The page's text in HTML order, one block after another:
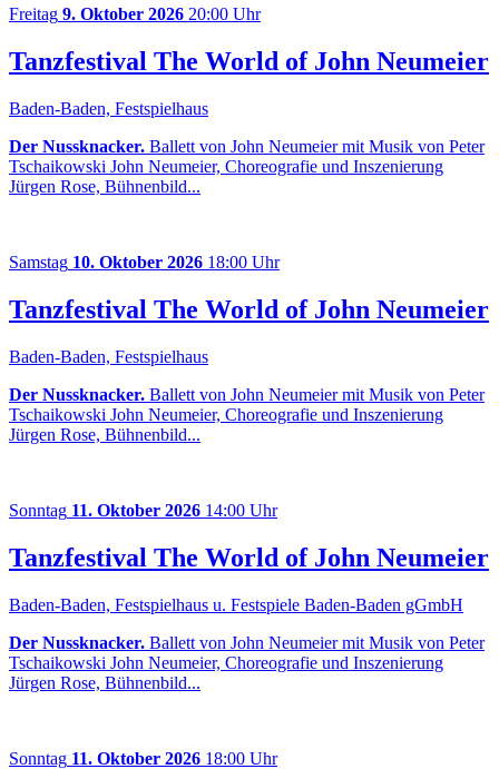
Freitag 9. Oktober 2026 20:00 Uhr
Tanzfestival The World of John Neumeier
Baden-Baden, Festspielhaus
Der Nussknacker. Ballett von John Neumeier mit Musik von Peter
Tschaikowski John Neumeier, Choreografie und Inszenierung
Jürgen Rose, Bühnenbild...
Samstag 10. Oktober 2026 18:00 Uhr
Tanzfestival The World of John Neumeier
Baden-Baden, Festspielhaus
Der Nussknacker. Ballett von John Neumeier mit Musik von Peter
Tschaikowski John Neumeier, Choreografie und Inszenierung
Jürgen Rose, Bühnenbild...
Sonntag 11. Oktober 2026 14:00 Uhr
Tanzfestival The World of John Neumeier
Baden-Baden, Festspielhaus u. Festspiele Baden-Baden gGmbH
Der Nussknacker. Ballett von John Neumeier mit Musik von Peter
Tschaikowski John Neumeier, Choreografie und Inszenierung
Jürgen Rose, Bühnenbild...
Sonntag 11. Oktober 2026 18:00 Uhr